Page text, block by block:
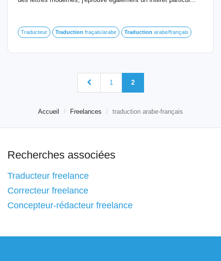
Traducteur Traduction fraçais/arabe Traduction arabe/français
1 2
Accueil Freelances traduction arabe-français
Recherches associées
Traducteur freelance
Correcteur freelance
Concepteur-rédacteur freelance